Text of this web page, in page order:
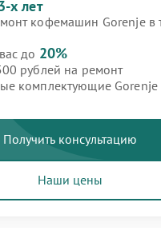
х лет
кофемашин Gorenje в
до 20%
рублей на ремонт
комплектующие Gorenje
Получить консультацию
Наши цены